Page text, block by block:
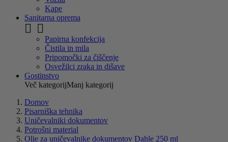
Kape
Sanitarna oprema
 
Papirna konfekcija
Čistila in mila
Pripomočki za čiščenje
Osvežilci zraka in dišave
Gostinstvo
Več kategorijManj kategorij
Domov
Pisarniška tehnika
Uničevalniki dokumentov
Potrošni material
Olje za uničevalnike dokumentov Dahle 250 ml